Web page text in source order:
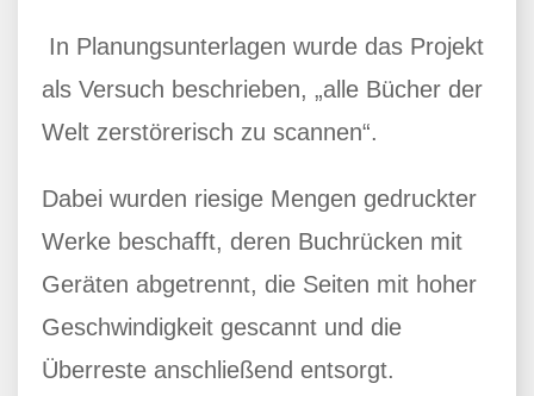
In Planungsunterlagen wurde das Projekt
als Versuch beschrieben, „alle Bücher der
Welt zerstörerisch zu scannen“.
Dabei wurden riesige Mengen gedruckter
Werke beschafft, deren Buchrücken mit
Geräten abgetrennt, die Seiten mit hoher
Geschwindigkeit gescannt und die
Überreste anschließend entsorgt.